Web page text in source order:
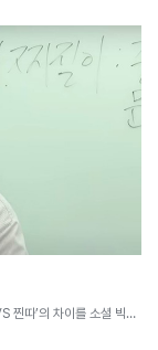
요즘 핫한 '너드학개론'! 비슷해 보이지만 다른 ‘너드 VS 오타쿠 VS 찐따’의 차이를 소셜 빅데이터로 분석해 봅니다.